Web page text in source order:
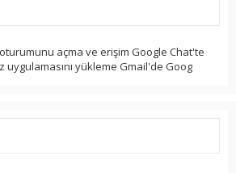
açma ve erişim Google Chat'te
uygulamasını yükleme Gmail'de Goog